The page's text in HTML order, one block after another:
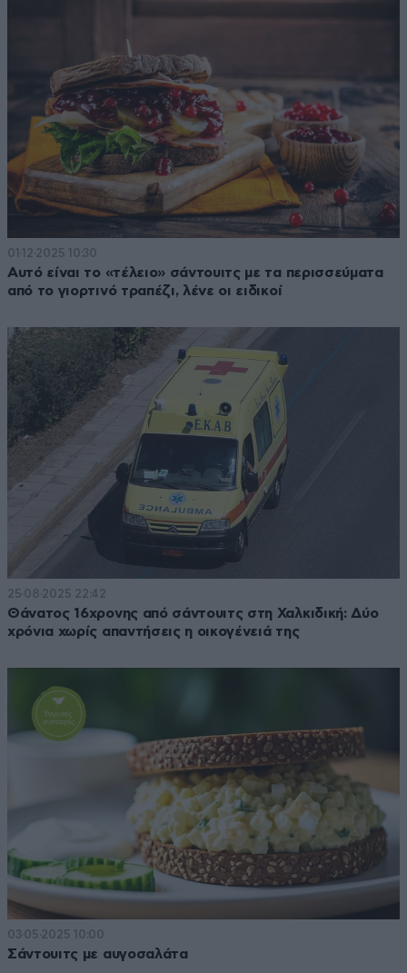
01·12·2025 10:30
Αυτό είναι το «τέλειο» σάντουιτς με τα περισσεύματα
από το γιορτινό τραπέζι, λένε οι ειδικοί
25·08·2025 22:42
Θάνατος 16χρονης από σάντουιτς στη Χαλκιδική: Δύο
χρόνια χωρίς απαντήσεις η οικογένειά της
03·05·2025 10:00
Σάντουιτς με αυγοσαλάτα